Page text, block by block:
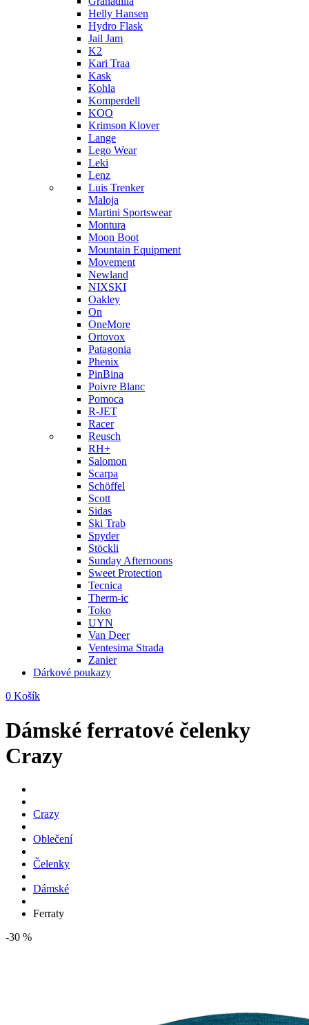
Helly Hansen
Hydro Flask
Jail Jam
K2
Kari Traa
Kask
Kohla
Komperdell
KOO
Krimson Klover
Lange
Lego Wear
Leki
Lenz
Luis Trenker
Maloja
Martini Sportswear
Montura
Moon Boot
Mountain Equipment
Movement
Newland
NIXSKI
Oakley
On
OneMore
Ortovox
Patagonia
Phenix
PinBina
Poivre Blanc
Pomoca
R-JET
Racer
Reusch
RH+
Salomon
Scarpa
Schöffel
Scott
Sidas
Ski Trab
Spyder
Stöckli
Sunday Afternoons
Sweet Protection
Tecnica
Therm-ic
Toko
UYN
Van Deer
Ventesima Strada
Zanier
Dárkové poukazy
0 Košík
Dámské ferratové čelenky
Crazy
Crazy
Oblečení
Čelenky
Dámské
Ferraty
-30 %